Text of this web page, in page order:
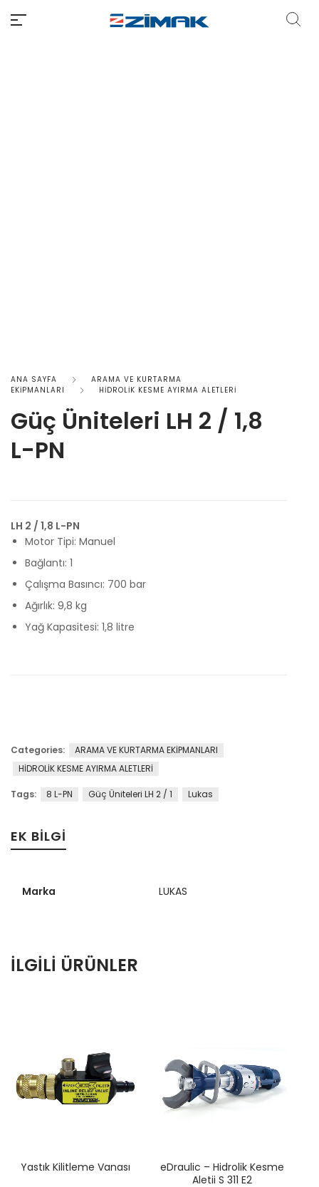
ANA SAYFA
ARAMA VE KURTARMA
EKİPMANLARI
HİDROLİK KESME AYIRMA ALETLERİ
Güç Üniteleri LH 2 / 1,8
L-PN
LH 2 / 1,8 L-PN
Motor Tipi: Manuel
Bağlantı: 1
Çalışma Basıncı: 700 bar
Ağırlık: 9,8 kg
Yağ Kapasitesi: 1,8 litre
Categories:
ARAMA VE KURTARMA EKİPMANLARI
HİDROLİK KESME AYIRMA ALETLERİ
Tags: 8 L-PN Güç Üniteleri LH 2 / 1 Lukas
EK BILGI
Marka LUKAS
İLGILI ÜRÜNLER
Yastık Kilitleme Vanası
eDraulic – Hidrolik Kesme
Aletii S 311 E2